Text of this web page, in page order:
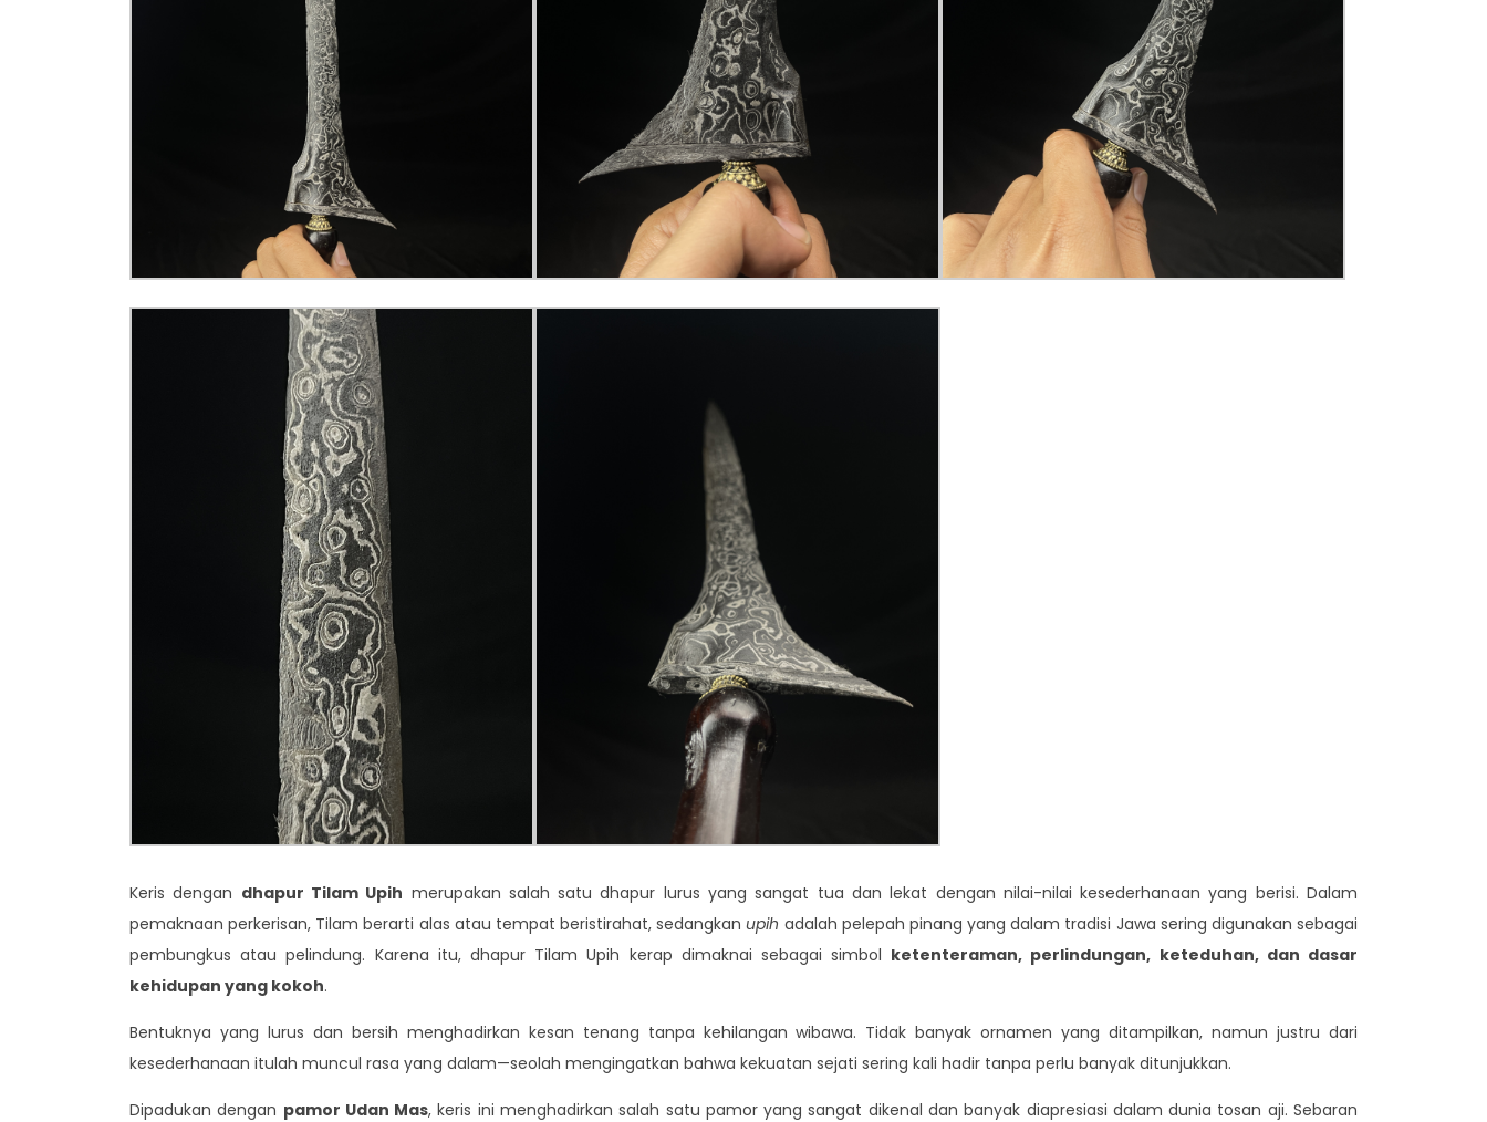
Keris dengan dhapur Tilam Upih merupakan salah satu dhapur lurus yang sangat tua dan lekat dengan nilai-nilai kesederhanaan yang berisi. Dalam
pemaknaan perkerisan, Tilam berarti alas atau tempat beristirahat, sedangkanupih adalah pelepah pinang yang dalam tradisi Jawa sering digunakan sebagai
pembungkus atau pelindung. Karena itu, dhapur Tilam Upih kerap dimaknai sebagai simbol ketenteraman, perlindungan, keteduhan, dan dasar
kehidupan yang kokoh.
Bentuknya yang lurus dan bersih menghadirkan kesan tenang tanpa kehilangan wibawa. Tidak banyak ornamen yang ditampilkan, namun justru dari
kesederhanaan itulah muncul rasa yang dalam—seolah mengingatkan bahwa kekuatan sejati sering kali hadir tanpa perlu banyak ditunjukkan.
Dipadukan dengan pamor Udan Mas, keris ini menghadirkan salah satu pamor yang sangat dikenal dan banyak diapresiasi dalam dunia tosan aji. Sebaran